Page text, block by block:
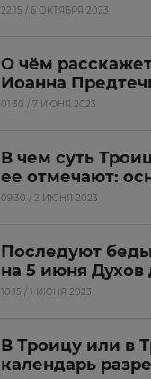
22:15 / 6 ОКТЯБРЯ 2023
О чём
Иоанна
01:30 / 7 ИЮНЯ 2023
В чем суть
ее отмечают:
09:30 / 2 ИЮНЯ 2023
Последуют
на 5 июня Духов
10:15 / 1 ИЮНЯ 2023
В Троицу или в
календарь